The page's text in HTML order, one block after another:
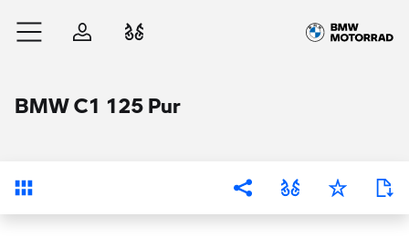
Zum Hauptinhalt springen
Anmelden
BMW C1 125 Pur